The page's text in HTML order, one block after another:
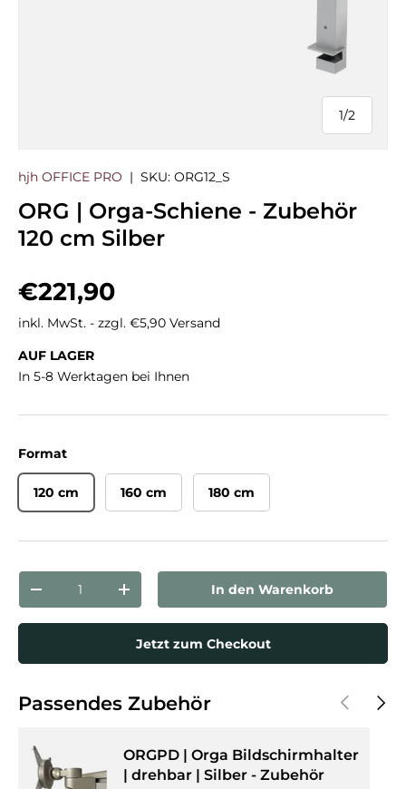
1/
von
2
hjh OFFICE PRO | SKU: ORG12_S
ORG | Orga-Schiene - Zubehör
120 cm Silber
Normaler Preis
€221,90
inkl. MwSt. - zzgl. €5,90 Versand
AUF LAGER
In 5-8 Werktagen bei Ihnen
Format
120 cm 160 cm 180 cm
Anzahl
Menge verringernMenge erhöhenIn den Warenkorb
Jetzt zum Checkout
Passendes Zubehör Vorherige
ORGPD | Orga Bildschirmhalter
| drehbar | Silber - Zubehör